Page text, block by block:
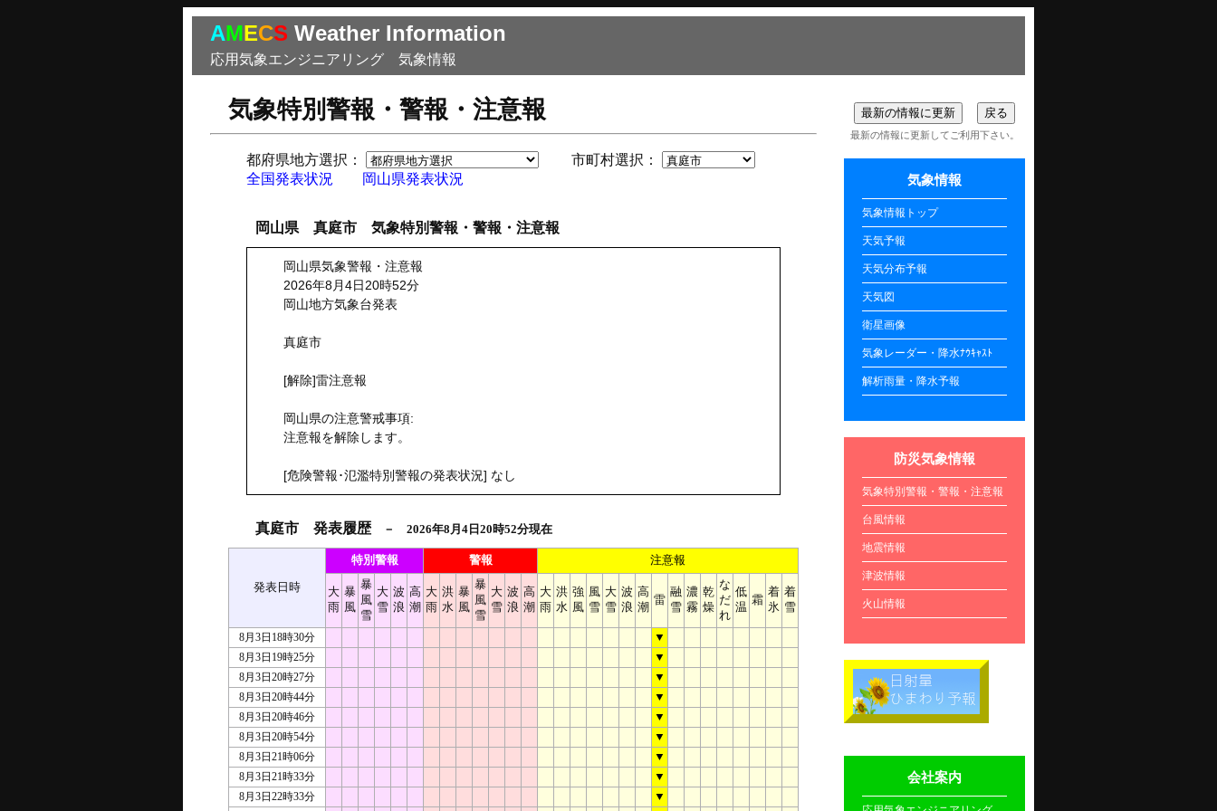
AMECS Weather Information
応用気象エンジニアリング 気象情報
気象特別警報・警報・注意報
都府県地方選択：
市町村選択：
全国発表状況
岡山県発表状況
岡山県 真庭市 気象特別警報・警報・注意報
岡山県気象警報・注意報
2026年8月4日20時52分
岡山地方気象台発表
真庭市
[解除]雷注意報
岡山県の注意警戒事項:
注意報を解除します。
[危険警報･氾濫特別警報の発表状況] なし
真庭市 発表履歴－ 2026年8月4日20時52分現在
発表日時
特別警報 警報 注意報
大
雨
暴
風
暴
風
雪
大
雪
波
浪
高
潮
大
雨
洪
水
暴
風
暴
風
雪
大
雪
波
浪
高
潮
大
雨
洪
水
強
風
風
雪
大
雪
波
浪
高
潮
雷
融
雪
濃
霧
乾
燥
な
だ
れ
低
温
霜
着
氷
着
雪
8月3日18時30分
▼
8月3日19時25分
▼
8月3日20時27分
▼
8月3日20時44分
▼
8月3日20時46分
▼
8月3日20時54分
▼
8月3日21時06分
▼
8月3日21時33分
▼
8月3日22時33分
▼
最新の情報に更新してご利用下さい。
気象情報
気象情報トップ
天気予報
天気分布予報
天気図
衛星画像
気象レーダー・降水ﾅｳｷｬｽﾄ
解析雨量・降水予報
防災気象情報
気象特別警報・警報・注意報
台風情報
地震情報
津波情報
火山情報
会社案内